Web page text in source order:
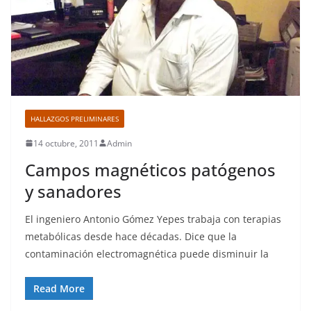
HALLAZGOS PRELIMINARES
14 octubre, 2011 Admin
Campos magnéticos patógenos
y sanadores
El ingeniero Antonio Gómez Yepes trabaja con terapias
metabólicas desde hace décadas. Dice que la
contaminación electromagnética puede disminuir la
Read More